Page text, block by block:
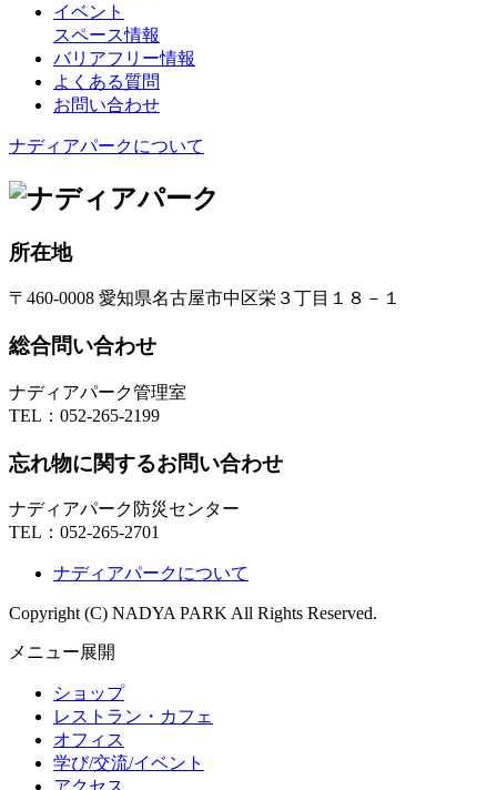
イベント
スペース情報
バリアフリー情報
よくある質問
お問い合わせ
ナディアパークについて
所在地
〒460-0008 愛知県名古屋市中区栄３丁目１８－１
総合問い合わせ
ナディアパーク管理室
TEL： 052-265-2199
忘れ物に関するお問い合わせ
ナディアパーク防災センター
TEL： 052-265-2701
ナディアパークについて
Copyright (C) NADYA PARK All Rights Reserved.
メニュー展開
ショップ
レストラン・カフェ
オフィス
学び/交流/イベント